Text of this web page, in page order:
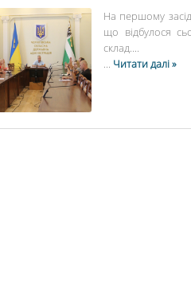
На першому
що відбулося
склад....
... Читати далі »